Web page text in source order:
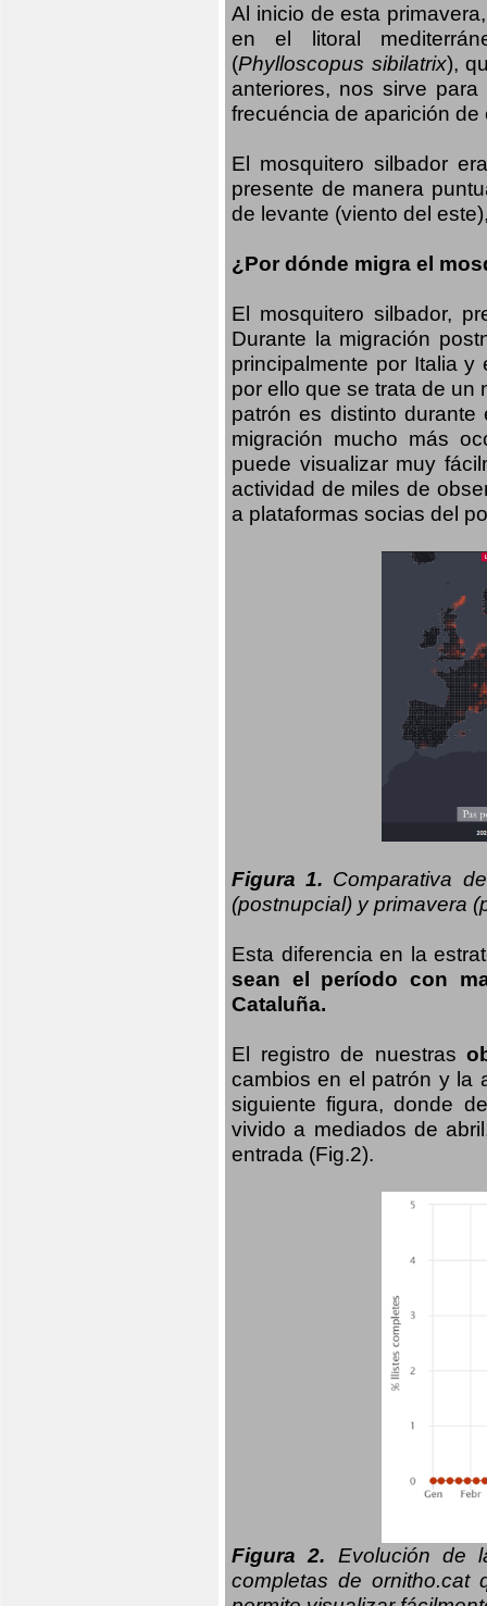
Al inicio de esta
en el litoral
(Phylloscopus sibilatrix),
anteriores, nos sirve
frecuéncia de aparición
El mosquitero silbador
presente de manera
de levante (viento del
¿Por dónde migra el
El mosquitero silbador,
Durante la migración
principalmente por Italia
por ello que se trata de un
patrón es distinto
migración mucho más
puede visualizar muy
actividad de miles de
a plataformas socias del
Figura 1. Comparativa
(postnupcial) y primavera
Esta diferencia en la
sean el período con
Cataluña.
El registro de nuestras
cambios en el patrón y la
siguiente figura, donde
vivido a mediados de
entrada (Fig.2).
Figura 2. Evolución de
completas de